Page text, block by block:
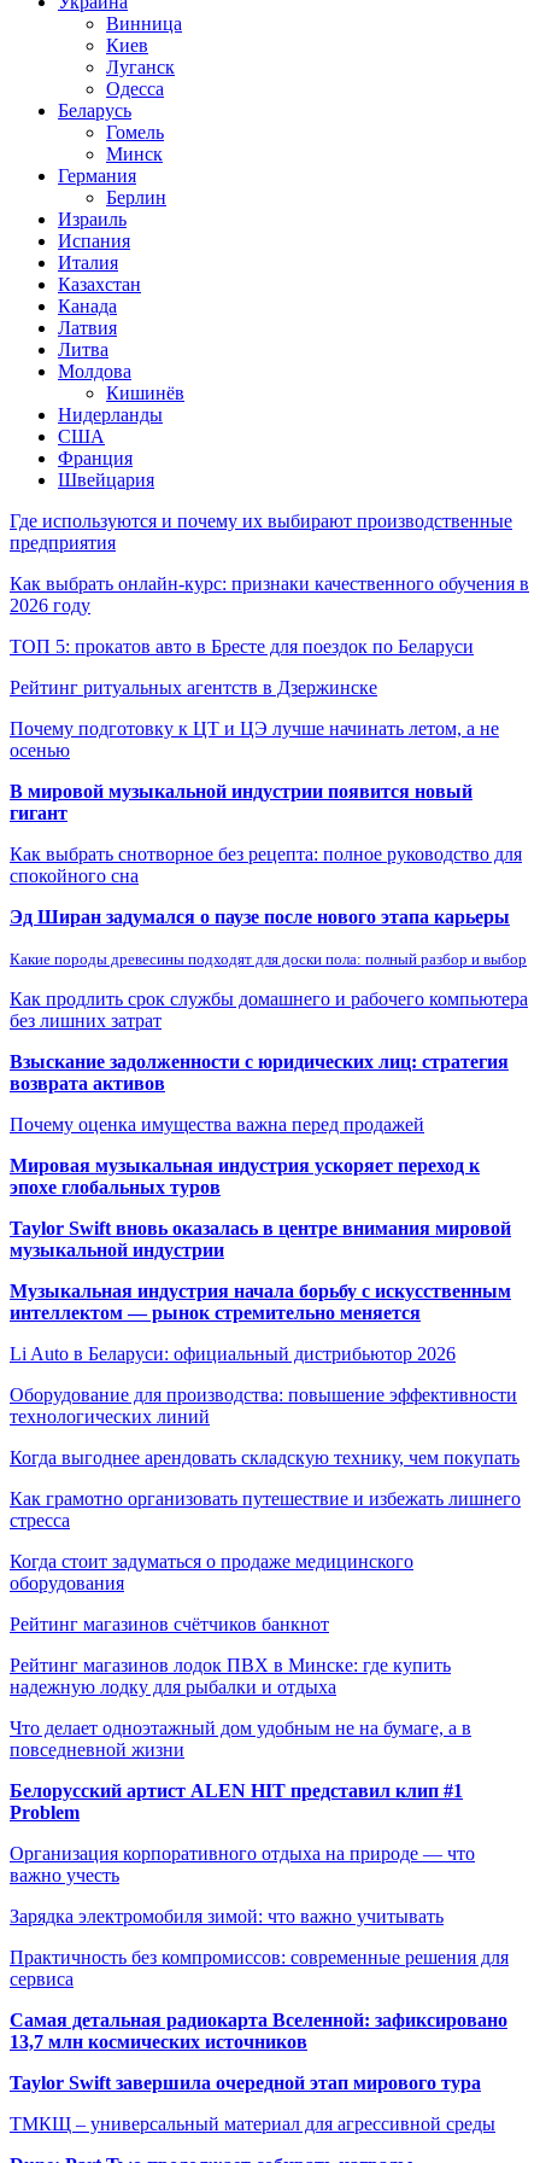
Винница
Киев
Луганск
Одесса
Беларусь
Гомель
Минск
Германия
Берлин
Израиль
Испания
Италия
Казахстан
Канада
Латвия
Литва
Молдова
Кишинёв
Нидерланды
США
Франция
Швейцария
Где используются и почему их выбирают производственные
предприятия
Как выбрать онлайн-курс: признаки качественного обучения в
2026 году
ТОП 5: прокатов авто в Бресте для поездок по Беларуси
Рейтинг ритуальных агентств в Дзержинске
Почему подготовку к ЦТ и ЦЭ лучше начинать летом, а не
осенью
В мировой музыкальной индустрии появится новый
гигант
Как выбрать снотворное без рецепта: полное руководство для
спокойного сна
Эд Ширан задумался о паузе после нового этапа карьеры
Какие породы древесины подходят для доски пола: полный разбор и выбор
Как продлить срок службы домашнего и рабочего компьютера
без лишних затрат
Взыскание задолженности с юридических лиц: стратегия
возврата активов
Почему оценка имущества важна перед продажей
Мировая музыкальная индустрия ускоряет переход к
эпохе глобальных туров
Taylor Swift вновь оказалась в центре внимания мировой
музыкальной индустрии
Музыкальная индустрия начала борьбу с искусственным
интеллектом — рынок стремительно меняется
Li Auto в Беларуси: официальный дистрибьютор 2026
Оборудование для производства: повышение эффективности
технологических линий
Когда выгоднее арендовать складскую технику, чем покупать
Как грамотно организовать путешествие и избежать лишнего
стресса
Когда стоит задуматься о продаже медицинского
оборудования
Рейтинг магазинов счётчиков банкнот
Рейтинг магазинов лодок ПВХ в Минске: где купить
надежную лодку для рыбалки и отдыха
Что делает одноэтажный дом удобным не на бумаге, а в
повседневной жизни
Белорусский артист ALEN HIT представил клип #1
Problem
Организация корпоративного отдыха на природе — что
важно учесть
Зарядка электромобиля зимой: что важно учитывать
Практичность без компромиссов: современные решения для
сервиса
Самая детальная радиокарта Вселенной: зафиксировано
13,7 млн космических источников
Taylor Swift завершила очередной этап мирового тура
ТМКЩ – универсальный материал для агрессивной среды